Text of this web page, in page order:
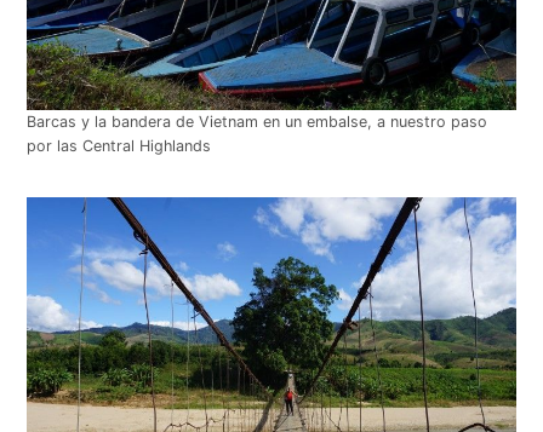
Barcas y la bandera de Vietnam en un embalse, a nuestro paso
por las Central Highlands